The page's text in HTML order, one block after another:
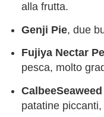
alla frutta.
Genji Pie, due
Fujiya Nectar
pesca, molto
patatine